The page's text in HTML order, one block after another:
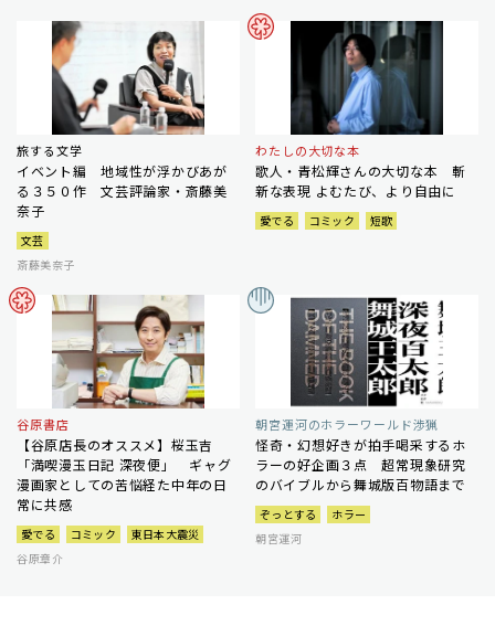
旅する文学
イベント編 地域性が浮かびあが
る３５０作 文芸評論家・斎藤美
奈子
文芸
斎藤美奈子
わたしの大切な本
歌人・青松輝さんの大切な本 斬
新な表現 よむたび、より自由に
愛でる コミック 短歌
谷原書店
【谷原店長のオススメ】桜玉吉
「満喫漫玉日記 深夜便」 ギャグ
漫画家としての苦悩経た中年の日
常に共感
愛でる コミック
東日本大震災
谷原章介
朝宮運河のホラーワールド渉猟
怪奇・幻想好きが拍手喝采するホ
ラーの好企画３点 超常現象研究
のバイブルから舞城版百物語まで
ぞっとする
ホラー
朝宮運河